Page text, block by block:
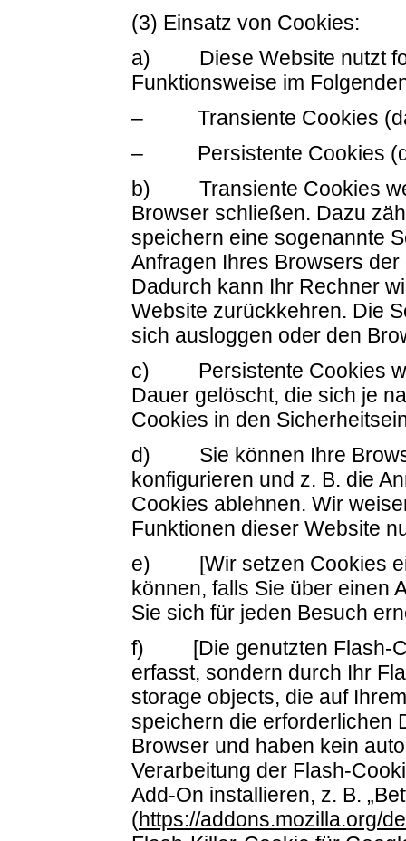
(3) Einsatz von Cookies:
a) Diese Website nutzt
Funktionsweise im
– Transiente Cookies
– Persistente Cookies
b) Transiente Cookies
Browser schließen. Dazu
speichern eine sogenannte
Anfragen Ihres Browsers
Dadurch kann Ihr Rechner
Website zurückkehren. Die
sich ausloggen oder den
c) Persistente Cookies
Dauer gelöscht, die sich je
Cookies in den
d) Sie können Ihre
konfigurieren und z. B. die
Cookies ablehnen. Wir
Funktionen dieser Website
e) [Wir setzen Cookies
können, falls Sie über einen
Sie sich für jeden Besuch
f) [Die genutzten Flash-
erfasst, sondern durch Ihr
storage objects, die auf
speichern die erforderlichen
Browser und haben kein
Verarbeitung der Flash-
Add-On installieren, z. B.
(https://addons.mozilla.org/